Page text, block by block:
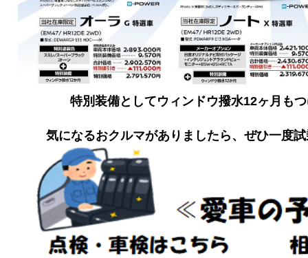
特別装備としてウィンドウ撥水12ヶ月も
気になるおクルマがありましたら、ぜひ一度